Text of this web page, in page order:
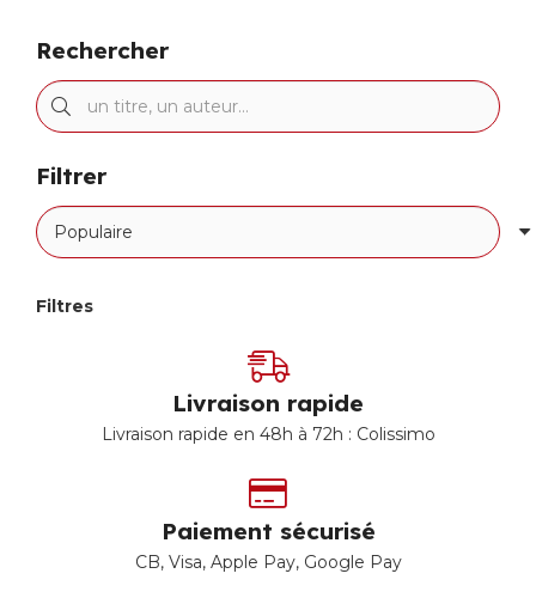
Rechercher
Filtrer
Filtres
Livraison rapide
Livraison rapide en 48h à 72h : Colissimo
Paiement sécurisé
CB, Visa, Apple Pay, Google Pay